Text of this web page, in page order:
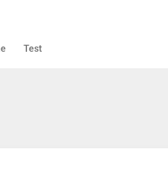
Test